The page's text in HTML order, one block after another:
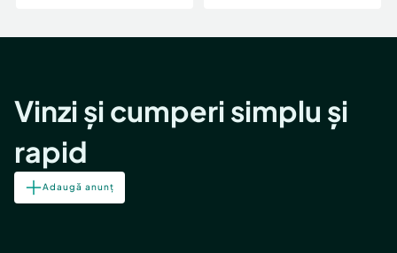
Vinzi și cumperi simplu și
rapid
Adaugă anunț